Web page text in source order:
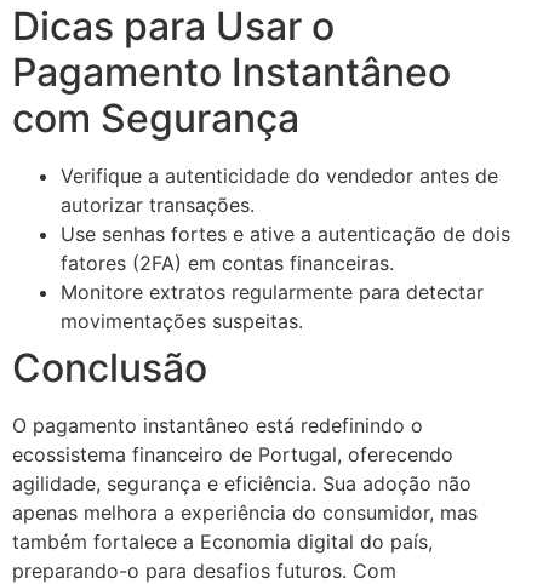
Dicas para Usar o
Pagamento Instantâneo
com Segurança
Verifique a autenticidade do vendedor antes de
autorizar transações.
Use senhas fortes e ative a autenticação de dois
fatores (2FA) em contas financeiras.
Monitore extratos regularmente para detectar
movimentações suspeitas.
Conclusão
O pagamento instantâneo está redefinindo o
ecossistema financeiro de Portugal, oferecendo
agilidade, segurança e eficiência. Sua adoção não
apenas melhora a experiência do consumidor, mas
também fortalece a Economia digital do país,
preparando-o para desafios futuros. Com